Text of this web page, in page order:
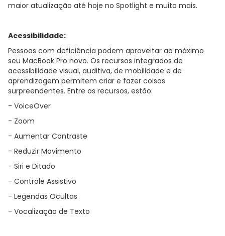
maior atualização até hoje no Spotlight e muito mais.
Acessibilidade:
Pessoas com deficiência podem aproveitar ao máximo
seu MacBook Pro novo. Os recursos integrados de
acessibilidade visual, auditiva, de mobilidade e de
aprendizagem permitem criar e fazer coisas
surpreendentes. Entre os recursos, estão:
- VoiceOver
- Zoom
- Aumentar Contraste
- Reduzir Movimento
- Siri e Ditado
- Controle Assistivo
- Legendas Ocultas
- Vocalização de Texto